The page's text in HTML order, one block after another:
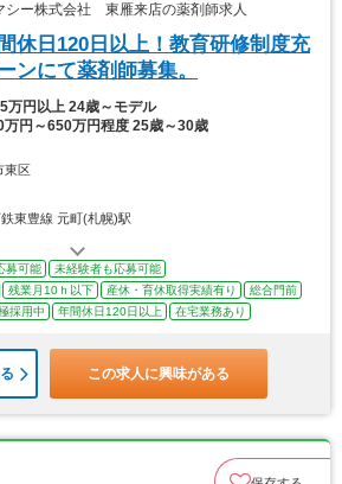
シー株式会社 東雁来店の薬剤師求人
休日120日以上！教育研修制度充
にて薬剤師募集。
万円以上 24歳～モデル
万円～650万円程度 25歳～30歳
東区
東豊線 元町(札幌)駅
募可能
未経験者も応募可能
残業月10ｈ以下 産休・育休取得実績有り
総合門前
採用中 年間休日120日以上 在宅業務あり
この求人に興味がある